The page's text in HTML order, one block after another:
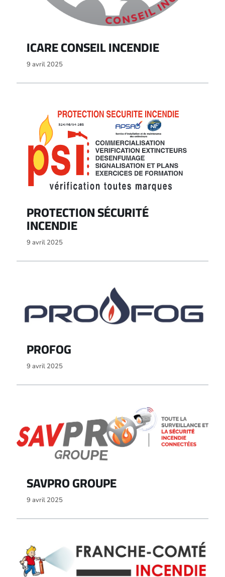
ICARE CONSEIL INCENDIE
9 avril 2025
PROTECTION SÉCURITÉ
INCENDIE
9 avril 2025
PROFOG
9 avril 2025
SAVPRO GROUPE
9 avril 2025